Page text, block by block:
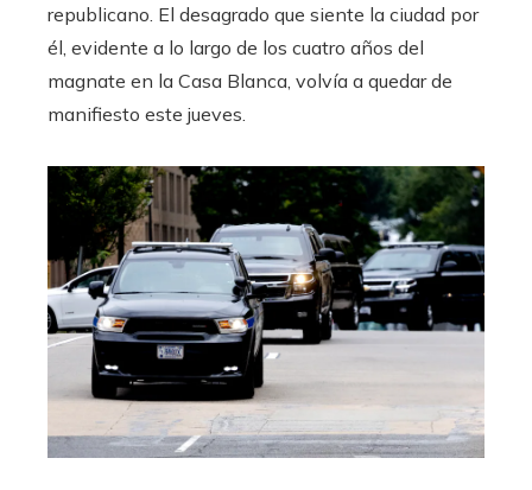
republicano. El desagrado que siente la ciudad por
él, evidente a lo largo de los cuatro años del
magnate en la Casa Blanca, volvía a quedar de
manifiesto este jueves.